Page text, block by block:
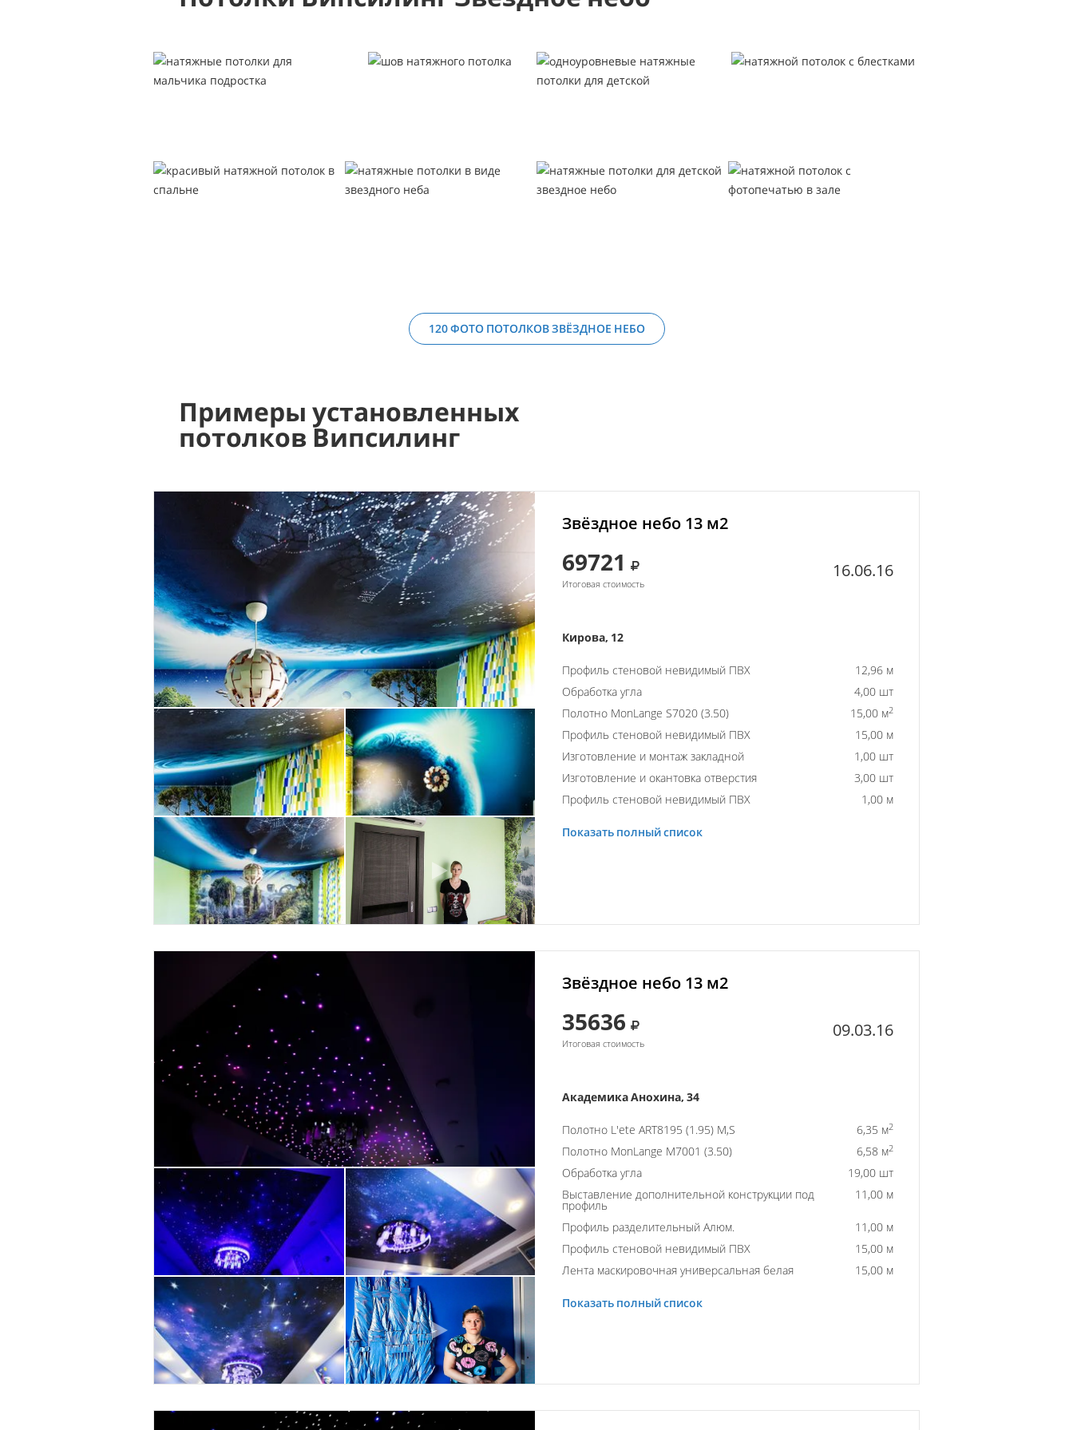
120 ФОТО ПОТОЛКОВ ЗВЁЗДНОЕ НЕБО
Примеры установленных
потолков Випсилинг
Звёздное небо 13 м2
69721
Итоговая стоимость
16.06.16
Кирова, 12
Профиль стеновой невидимый ПВХ
12,96 м
Обработка угла
4,00 шт
Полотно MonLange S7020 (3.50)
15,00 м2
Профиль стеновой невидимый ПВХ
15,00 м
Изготовление и монтаж закладной
1,00 шт
Изготовление и окантовка отверстия
3,00 шт
Профиль стеновой невидимый ПВХ
1,00 м
Показать полный список
Звёздное небо 13 м2
35636
Итоговая стоимость
09.03.16
Академика Анохина, 34
Полотно L'ete ART8195 (1.95) M,S 6,35 м2
Полотно MonLange M7001 (3.50) 6,58 м2
Обработка угла
19,00 шт
Выставление дополнительной конструкции под
профиль
11,00 м
Профиль разделительный Алюм.
11,00 м
Профиль стеновой невидимый ПВХ
15,00 м
Лента маскировочная универсальная белая
15,00 м
Показать полный список